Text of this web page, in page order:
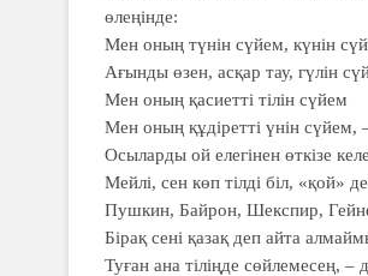
өлеңінде:
Мен оның түнін сүйем, күнін
Ағынды өзен, асқар тау, гүлін
Мен оның қасиетті тілін сүйем
Мен оның құдіретті үнін сүйем,
Осыларды ой елегінен өткізе
Мейлі, сен көп тілді біл, «қой»
Пушкин, Байрон, Шекспир,
Бірақ сені қазақ деп айта
Туған ана тіліңде сөйлемесең,